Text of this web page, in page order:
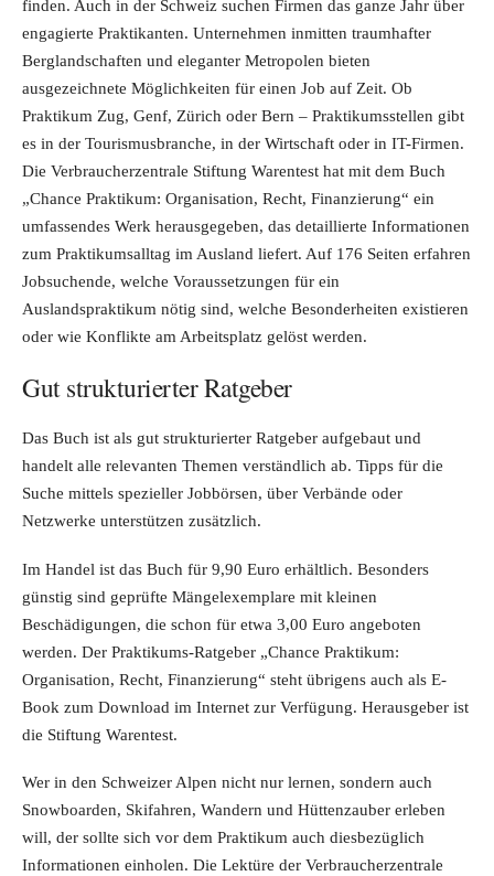
finden. Auch in der Schweiz suchen Firmen das ganze Jahr über
engagierte Praktikanten. Unternehmen inmitten traumhafter
Berglandschaften und eleganter Metropolen bieten
ausgezeichnete Möglichkeiten für einen Job auf Zeit. Ob
Praktikum Zug, Genf, Zürich oder Bern – Praktikumsstellen gibt
es in der Tourismusbranche, in der Wirtschaft oder in IT-Firmen.
Die Verbraucherzentrale Stiftung Warentest hat mit dem Buch
„Chance Praktikum: Organisation, Recht, Finanzierung“ ein
umfassendes Werk herausgegeben, das detaillierte Informationen
zum Praktikumsalltag im Ausland liefert. Auf 176 Seiten erfahren
Jobsuchende, welche Voraussetzungen für ein
Auslandspraktikum nötig sind, welche Besonderheiten existieren
oder wie Konflikte am Arbeitsplatz gelöst werden.
Gut strukturierter Ratgeber
Das Buch ist als gut strukturierter Ratgeber aufgebaut und
handelt alle relevanten Themen verständlich ab. Tipps für die
Suche mittels spezieller Jobbörsen, über Verbände oder
Netzwerke unterstützen zusätzlich.
Im Handel ist das Buch für 9,90 Euro erhältlich. Besonders
günstig sind geprüfte Mängelexemplare mit kleinen
Beschädigungen, die schon für etwa 3,00 Euro angeboten
werden. Der Praktikums-Ratgeber „Chance Praktikum:
Organisation, Recht, Finanzierung“ steht übrigens auch als E-
Book zum Download im Internet zur Verfügung. Herausgeber ist
die Stiftung Warentest.
Wer in den Schweizer Alpen nicht nur lernen, sondern auch
Snowboarden, Skifahren, Wandern und Hüttenzauber erleben
will, der sollte sich vor dem Praktikum auch diesbezüglich
Informationen einholen. Die Lektüre der Verbraucherzentrale